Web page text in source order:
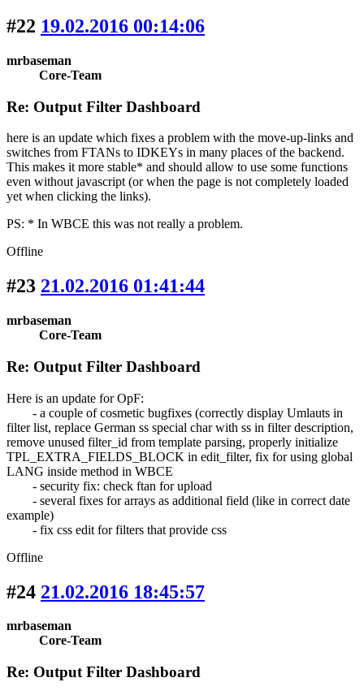
#22 19.02.2016 00:14:06
mrbaseman
Core-Team
Re: Output Filter Dashboard
here is an update which fixes a problem with the move-up-links and
switches from FTANs to IDKEYs in many places of the backend.
This makes it more stable* and should allow to use some functions
even without javascript (or when the page is not completely loaded
yet when clicking the links).
PS: * In WBCE this was not really a problem.
Offline
#23 21.02.2016 01:41:44
mrbaseman
Core-Team
Re: Output Filter Dashboard
Here is an update for OpF:
- a couple of cosmetic bugfixes (correctly display Umlauts in
filter list, replace German ss special char with ss in filter description,
remove unused filter_id from template parsing, properly initialize
TPL_EXTRA_FIELDS_BLOCK in edit_filter, fix for using global
LANG inside method in WBCE
- security fix: check ftan for upload
- several fixes for arrays as additional field (like in correct date
example)
- fix css edit for filters that provide css
Offline
#24 21.02.2016 18:45:57
mrbaseman
Core-Team
Re: Output Filter Dashboard